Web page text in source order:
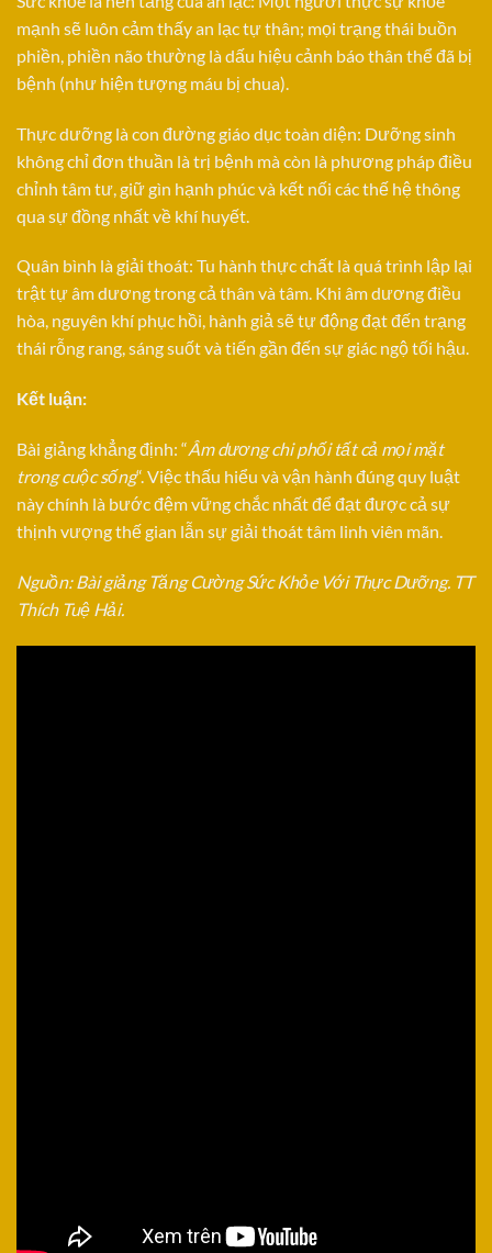
mạnh sẽ luôn cảm thấy an lạc tự thân; mọi trạng thái buồn
phiền, phiền não thường là dấu hiệu cảnh báo thân thể đã bị
bệnh (như hiện tượng máu bị chua).
Thực dưỡng là con đường giáo dục toàn diện: Dưỡng sinh
không chỉ đơn thuần là trị bệnh mà còn là phương pháp điều
chỉnh tâm tư, giữ gìn hạnh phúc và kết nối các thế hệ thông
qua sự đồng nhất về khí huyết.
Quân bình là giải thoát: Tu hành thực chất là quá trình lập lại
trật tự âm dương trong cả thân và tâm. Khi âm dương điều
hòa, nguyên khí phục hồi, hành giả sẽ tự động đạt đến trạng
thái rỗng rang, sáng suốt và tiến gần đến sự giác ngộ tối hậu.
Kết luận:
Bài giảng khẳng định: “Âm dương chi phối tất cả mọi mặt
trong cuộc sống“. Việc thấu hiểu và vận hành đúng quy luật
này chính là bước đệm vững chắc nhất để đạt được cả sự
thịnh vượng thế gian lẫn sự giải thoát tâm linh viên mãn.
Nguồn: Bài giảng Tăng Cường Sức Khỏe Với Thực Dưỡng. TT
Thích Tuệ Hải.